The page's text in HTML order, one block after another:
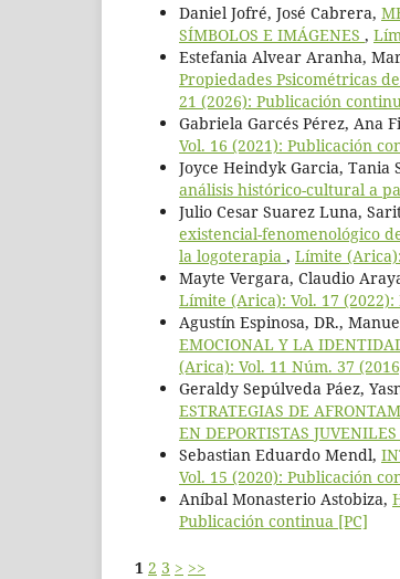
Daniel Jofré, José Cabrera,
SÍMBOLOS E IMÁGENES ,
Estefania Alvear Aranha,
Propiedades Psicométricas
21 (2026): Publicación
Gabriela Garcés Pérez, Ana
Vol. 16 (2021): Publicación
Joyce Heindyk Garcia, Tania
análisis histórico-cultural a
Julio Cesar Suarez Luna,
existencial-fenomenológico
la logoterapia , Límite
Mayte Vergara, Claudio
Límite (Arica): Vol. 17
Agustín Espinosa, DR.,
EMOCIONAL Y LA
(Arica): Vol. 11 Núm. 37
Geraldy Sepúlveda Páez,
ESTRATEGIAS DE
EN DEPORTISTAS
Sebastian Eduardo Mendl,
Vol. 15 (2020): Publicación
Aníbal Monasterio Astobiza,
Publicación continua [PC]
1 2 3 > >>